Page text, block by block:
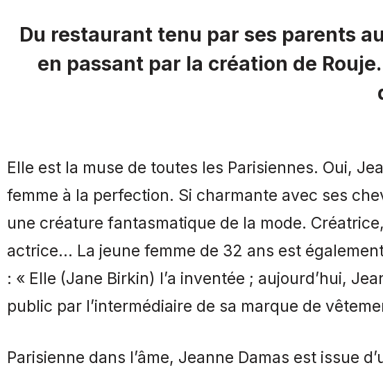
Du restaurant tenu par ses parents
en passant par la création de
Elle est la muse de toutes les Parisiennes. Oui,
femme à la perfection. Si charmante avec ses
une créature fantasmatique de la mode.
actrice… La jeune femme de 32 ans est
: « Elle (Jane Birkin) l’a inventée ; aujourd’hui,
public par l’intermédiaire de sa marque de
Parisienne dans l’âme, Jeanne Damas est issue